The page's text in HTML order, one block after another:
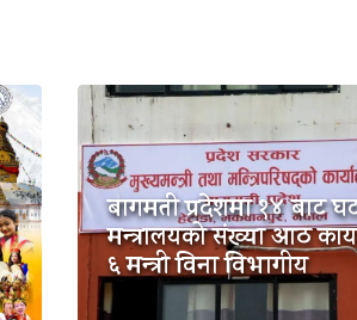
बागमती प्रदेशमा १४ बाट
मन्त्रालयको संख्या आठ
६ मन्त्री विना विभागीय